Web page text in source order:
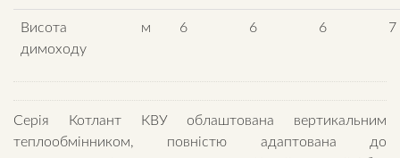
Висота
димоходу
м 6 6 6 7
Серія Котлант КВУ облаштована вертикальним
теплообмінником, повністю адаптована до